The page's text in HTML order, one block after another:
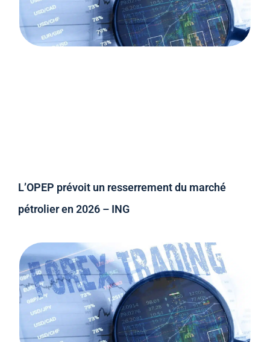
L’OPEP prévoit un resserrement du marché
pétrolier en 2026 – ING